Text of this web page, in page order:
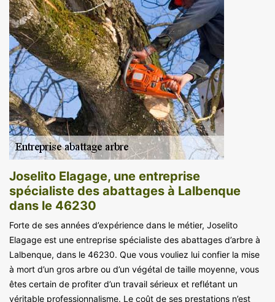
Joselito Elagage, une entreprise
spécialiste des abattages à Lalbenque
dans le 46230
Forte de ses années d’expérience dans le métier, Joselito
Elagage est une entreprise spécialiste des abattages d’arbre à
Lalbenque, dans le 46230. Que vous vouliez lui confier la mise
à mort d’un gros arbre ou d’un végétal de taille moyenne, vous
êtes certain de profiter d’un travail sérieux et reflétant un
véritable professionnalisme. Le coût de ses prestations n’est